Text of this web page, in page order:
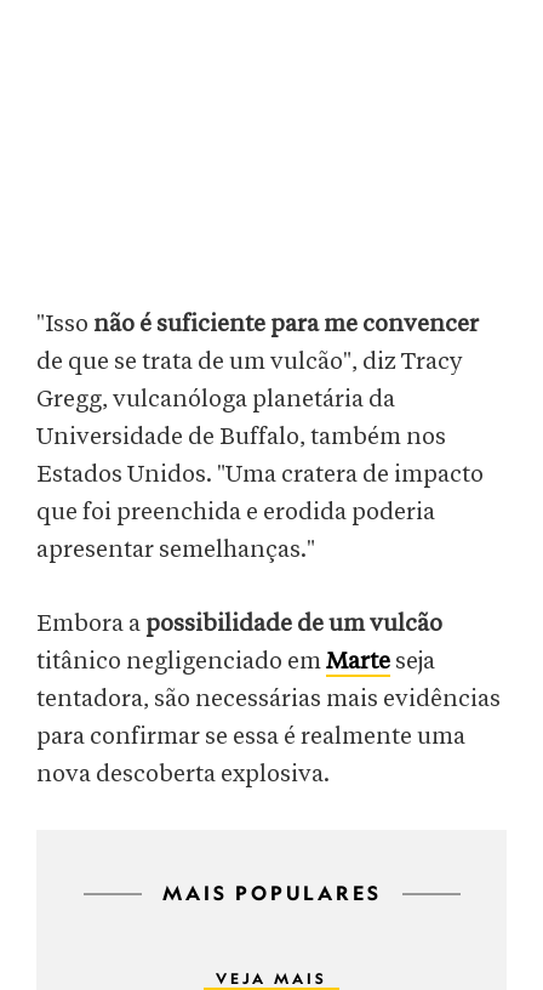
"Isso não é suficiente para me convencer
de que se trata de um vulcão", diz Tracy
Gregg, vulcanóloga planetária da
Universidade de Buffalo, também nos
Estados Unidos. "Uma cratera de impacto
que foi preenchida e erodida poderia
apresentar semelhanças."
Embora a possibilidade de um vulcão
titânico negligenciado emMarte seja
tentadora, são necessárias mais evidências
para confirmar se essa é realmente uma
nova descoberta explosiva.
MAIS POPULARES
VEJA MAIS